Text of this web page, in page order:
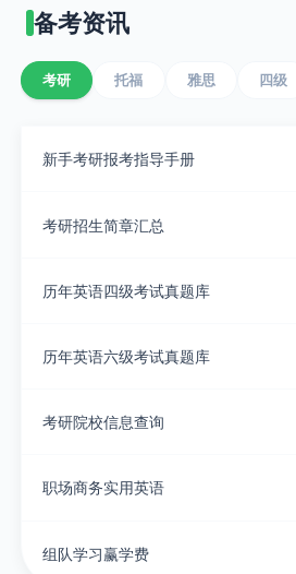
备考资讯
考研 托福 雅思 四级
新手考研报考指导手册
考研招生简章汇总
历年英语四级考试真题库
历年英语六级考试真题库
考研院校信息查询
职场商务实用英语
组队学习赢学费